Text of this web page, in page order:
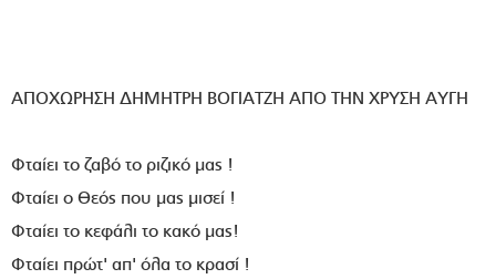
ΑΠΟΧΩΡΗΣΗ ΔΗΜΗΤΡΗ ΒΟΓΙΑΤΖΗ ΑΠΟ ΤΗΝ ΧΡΥΣΗ ΑΥΓΗ
Φταίει το ζαβό το ριζικό μας !
Φταίει ο Θεός που μας μισεί !
Φταίει το κεφάλι το κακό μας!
Φταίει πρώτ' απ' όλα το κρασί !